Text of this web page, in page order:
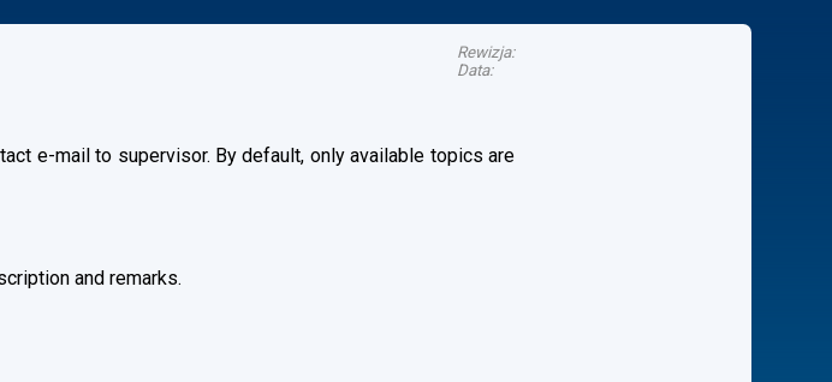
Rewizja:
Data:
e-mail to supervisor. By default, only available topics are
and remarks.